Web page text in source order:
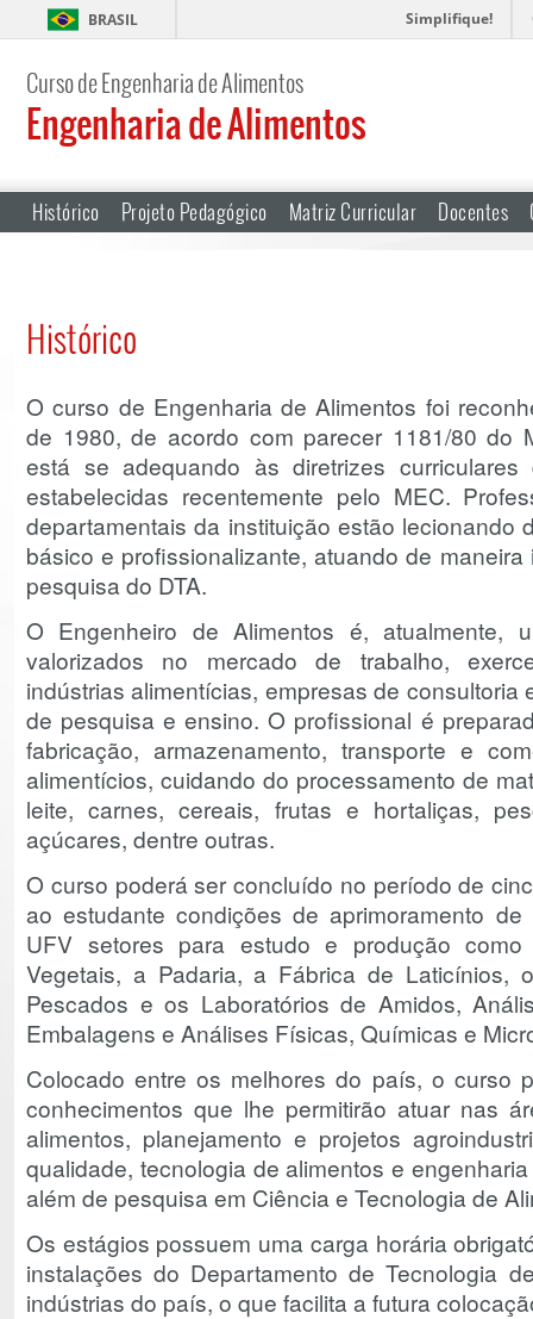
BRASIL Simplifique!
Curso de Engenharia de Alimentos
Engenharia de Alimentos
Histórico Projeto Pedagógico Matriz Curricular Docentes
Histórico
O curso de Engenharia de Alimentos foi
de 1980, de acordo com parecer 1181/80 do
está se adequando às diretrizes
estabelecidas recentemente pelo MEC.
departamentais da instituição estão lecionando
básico e profissionalizante, atuando de
pesquisa do DTA.
O Engenheiro de Alimentos é, atualmente,
valorizados no mercado de trabalho,
indústrias alimentícias, empresas de consultoria
de pesquisa e ensino. O profissional é
fabricação, armazenamento, transporte e
alimentícios, cuidando do processamento de
leite, carnes, cereais, frutas e hortaliças,
açúcares, dentre outras.
O curso poderá ser concluído no período de
ao estudante condições de aprimoramento
UFV setores para estudo e produção
Vegetais, a Padaria, a Fábrica de Laticínios,
Pescados e os Laboratórios de Amidos,
Embalagens e Análises Físicas, Químicas e
Colocado entre os melhores do país, o curso
conhecimentos que lhe permitirão atuar nas
alimentos, planejamento e projetos
qualidade, tecnologia de alimentos e
além de pesquisa em Ciência e Tecnologia de
Os estágios possuem uma carga horária
instalações do Departamento de Tecnologia
indústrias do país, o que facilita a futura